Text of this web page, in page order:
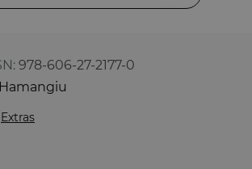
978-606-27-2177-0
Hamangiu
Extras